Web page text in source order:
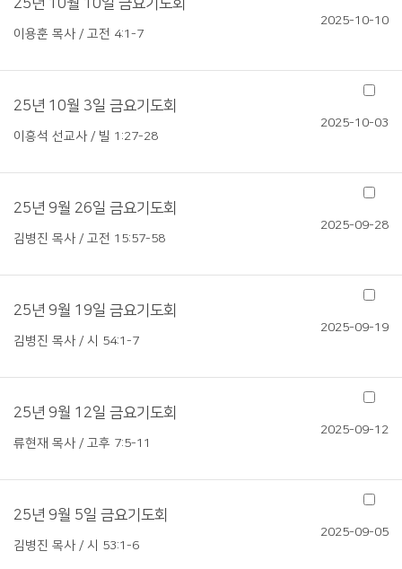
25년 10월 10일 금요기도회
이용훈 목사 / 고전 4:1-7
2025-10-10
25년 10월 3일 금요기도회
이흥석 선교사 / 빌 1:27-28
2025-10-03
25년 9월 26일 금요기도회
김병진 목사 / 고전 15:57-58
2025-09-28
25년 9월 19일 금요기도회
김병진 목사 / 시 54:1-7
2025-09-19
25년 9월 12일 금요기도회
류현재 목사 / 고후 7:5-11
2025-09-12
25년 9월 5일 금요기도회
김병진 목사 / 시 53:1-6
2025-09-05